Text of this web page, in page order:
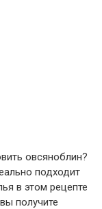
овсяноблин?
подходит
в этом рецепте
получите